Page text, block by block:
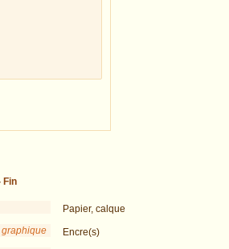
Fin
Papier, calque
graphique
Encre(s)